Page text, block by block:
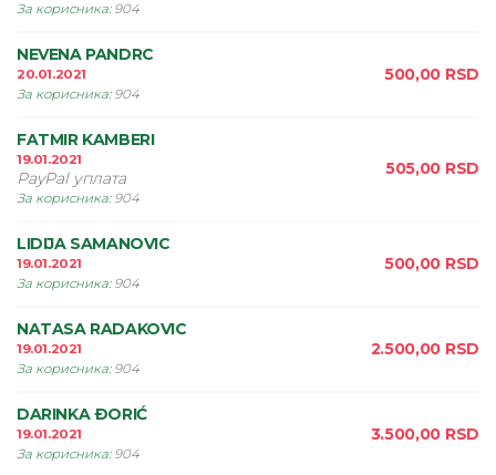
За корисника: 904
NEVENA PANDRC
20.01.2021
За корисника: 904
500,00 RSD
FATMIR KAMBERI
19.01.2021
PayPal уплата
За корисника: 904
505,00 RSD
LIDIJA SAMANOVIC
19.01.2021
За корисника: 904
500,00 RSD
NATASA RADAKOVIC
19.01.2021
За корисника: 904
2.500,00 RSD
DARINKA ÐORIĆ
19.01.2021
За корисника: 904
3.500,00 RSD